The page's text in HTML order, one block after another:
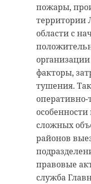
пожары,
территории
области с
факторы,
тушения.
оперативно-
сложных
районов
правовые
служба
Как
чемпионами
ждать от ...